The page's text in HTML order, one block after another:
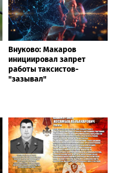
Внуково: Макаров
инициировал запрет
работы таксистов-
"зазывал"